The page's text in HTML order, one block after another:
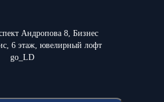
Андропова 8, Бизнес
6 этаж, ювелирный лофт
go_LD